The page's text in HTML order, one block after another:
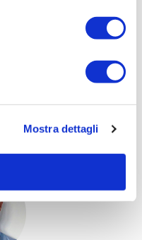
Mostra dettagli